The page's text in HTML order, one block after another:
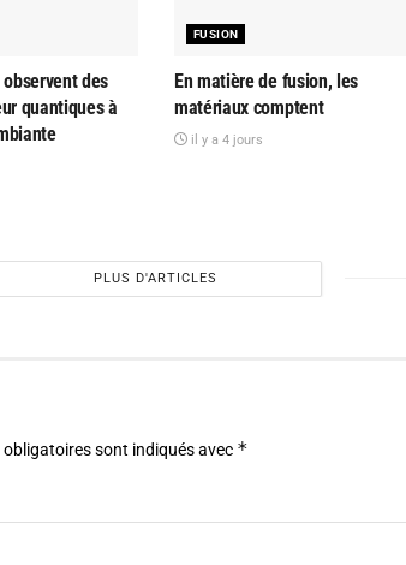
des
quantiques à
FUSION
En matière de fusion, les
matériaux comptent
il y a 4 jours
PLUS D'ARTICLES
obligatoires sont indiqués avec *